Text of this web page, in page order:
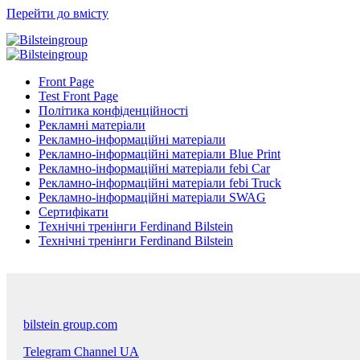
Перейти до вмісту
Front Page
Test Front Page
Політика конфіденційності
Рекламні матеріали
Рекламно-інформаційні матеріали
Рекламно-інформаційні матеріали Blue Print
Рекламно-інформаційні матеріали febi Car
Рекламно-інформаційні матеріали febi Truck
Рекламно-інформаційні матеріали SWAG
Сертифікати
Технічні тренінги Ferdinand Bilstein
Технічні тренінги Ferdinand Bilstein
bilstein group.com
Telegram Channel UA